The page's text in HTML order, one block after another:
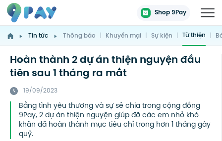
Shop 9Pay
Tin tức Thông báo | Khuyến mại | Sự kiện | Từ thiện |
Hoàn thành 2 dự án thiện nguyện đầu
tiên sau 1 tháng ra mắt
19/09/2023
Bằng tình yêu thương và sự sẻ chia trong cộng đồng
9Pay, 2 dự án thiện nguyện giúp đỡ các em nhỏ khó
khăn đã hoàn thành mục tiêu chỉ trong hơn 1 tháng gây
quỹ.